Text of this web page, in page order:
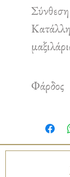
Σύνθεση
Φάρδος